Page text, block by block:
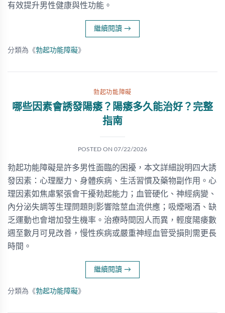
有效提升男性健康與性功能。
繼續閱讀 →
分類為《勃起功能障礙》
勃起功能障礙
哪些因素會誘發陽痿？陽痿多久能治好？完整
指南
POSTED ON 07/22/2026
勃起功能障礙是許多男性面臨的困擾，本文詳細說明四大誘
發因素：心理壓力、身體疾病、生活習慣及藥物副作用。心
理因素如焦慮緊張會干擾勃起能力；血管硬化、神經病變、
內分泌失調等生理問題則影響陰莖血流供應；吸煙喝酒、缺
乏運動也會增加發生機率。治療時間因人而異，輕度陽痿數
週至數月可見改善，慢性疾病或嚴重神經血管受損則需更長
時間。
繼續閱讀 →
分類為《勃起功能障礙》